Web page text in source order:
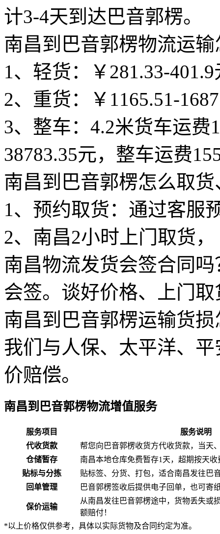
计3-4天到达巴音郭楞。
南昌到巴音郭楞物流运
1、轻货：￥281.33-401.9
2、重货：￥1165.51-
3、整车：4.2米货车运费
38783.35元，整车运费
南昌到巴音郭楞怎么取
1、预约取货：通过客服
2、南昌2小时上门取货
南昌物流发货会签合同吗
会签。谈好价格、上门
南昌到巴音郭楞运输货
我们与人保、太平洋、
价赔偿。
南昌到巴音郭楞物流增值服务
服务项目
服务说明
代收货款
帮您向巴音郭楞收货方代收货款，当天
仓储暂存
南昌本地仓库免费暂存1天，超期按天
贴标与分拣
贴标签、分货、打包，适合南昌发往巴
回单管理
巴音郭楞签收后提供电子回单，也可寄
保价运输
从南昌发往巴音郭楞途中，货物丢失或
额赔付！
*以上价格仅供参考，具体以实际货物及合同约定为准。